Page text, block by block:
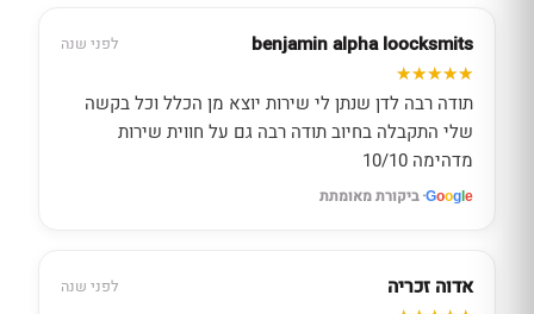
benjamin alpha loocksmits לפני שנה
תודה רבה לדן שנתן לי שירות יוצא מן הכלל וכל בקשה
שלי התקבלה בחיוב תודה רבה גם על חווית שירות
מדהימה 10/10
Google · ביקורת מאומתת
אדוה זכריה לפני שנה